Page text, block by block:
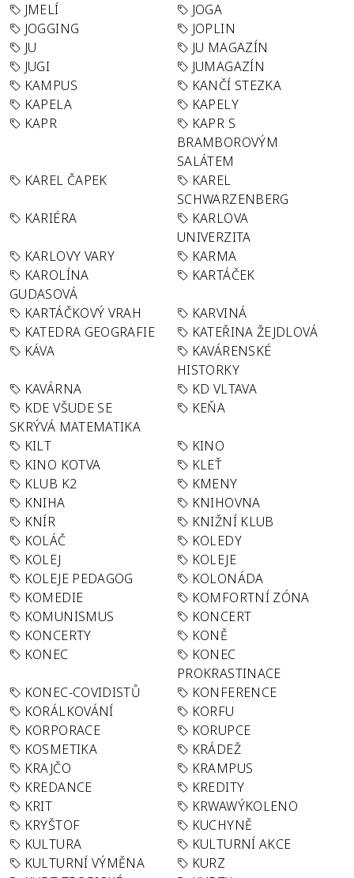
JMELÍ
JOGA
JOGGING
JOPLIN
JU
JU MAGAZÍN
JUGI
JUMAGAZÍN
KAMPUS
KANČÍ STEZKA
KAPELA
KAPELY
KAPR
KAPR S
BRAMBOROVÝM
SALÁTEM
KAREL ČAPEK
KAREL
SCHWARZENBERG
KARIÉRA
KARLOVA
UNIVERZITA
KARLOVY VARY
KARMA
KAROLÍNA
GUDASOVÁ
KARTÁČEK
KARTÁČKOVÝ VRAH
KARVINÁ
KATEDRA GEOGRAFIE
KATEŘINA ŽEJDLOVÁ
KÁVA
KAVÁRENSKÉ
HISTORKY
KAVÁRNA
KD VLTAVA
KDE VŠUDE SE
SKRÝVÁ MATEMATIKA
KEŇA
KILT
KINO
KINO KOTVA
KLEŤ
KLUB K2
KMENY
KNIHA
KNIHOVNA
KNÍR
KNIŽNÍ KLUB
KOLÁČ
KOLEDY
KOLEJ
KOLEJE
KOLEJE PEDAGOG
KOLONÁDA
KOMEDIE
KOMFORTNÍ ZÓNA
KOMUNISMUS
KONCERT
KONCERTY
KONĚ
KONEC
KONEC
PROKRASTINACE
KONEC-COVIDISTŮ
KONFERENCE
KORÁLKOVÁNÍ
KORFU
KORPORACE
KORUPCE
KOSMETIKA
KRÁDEŽ
KRAJČO
KRAMPUS
KREDANCE
KREDITY
KRIT
KRWAWÝKOLENO
KRYŠTOF
KUCHYNĚ
KULTURA
KULTURNÍ AKCE
KULTURNÍ VÝMĚNA
KURZ